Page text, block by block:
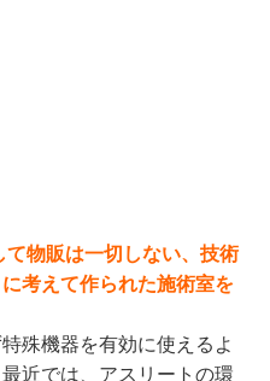
物販は一切しない、技術
考えて作られた施術室を
殊機器を有効に使えるよ
近では、アスリートの環